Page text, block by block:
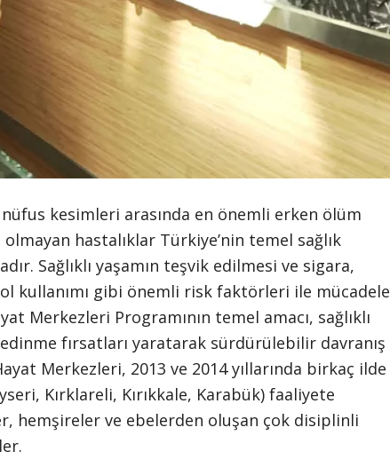
kesimleri arasında en önemli erken ölüm
hastalıklar Türkiye’nin temel sağlık
Sağlıklı yaşamın teşvik edilmesi ve sigara,
kullanımı gibi önemli risk faktörleri ile mücadele
Merkezleri Programının temel amacı, sağlıklı
fırsatları yaratarak sürdürülebilir davranış
Merkezleri, 2013 ve 2014 yıllarında birkaç ilde
Kırklareli, Kırıkkale, Karabük) faaliyete
hemşireler ve ebelerden oluşan çok disiplinli